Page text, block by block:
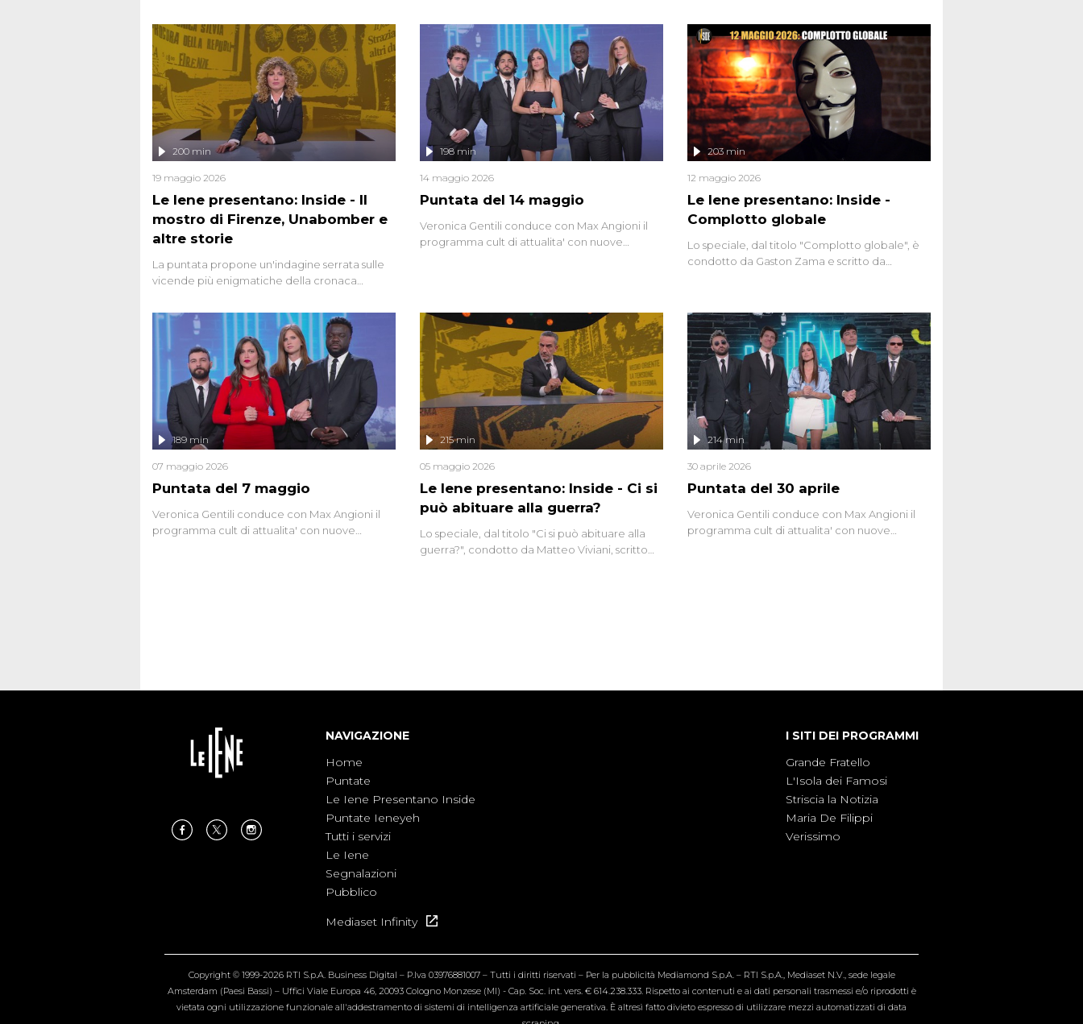
continuano a emergere attorno a una delle
vicende giudiziarie più discusse degli ultimi
anni. Lo speciale ricostruisce la vicenda
mettendo in fila testimonianze, errori, dettagli
controversi e i protagonisti di un'indagine che
sembra non avere fine.
Le Iene presentano: Inside - Il
mostro di Firenze, Unabomber e
altre storie
200 min
19 maggio 2026
La puntata propone un'indagine serrata sulle
vicende più enigmatiche della cronaca
seriale responsabile di decine di attentati tra
gli anni '90 e il 2000 che, inquietantemente,
potrebbe essere ancora in libertà. Lo speciale
affronta inoltre le zone d'ombra sul Mostro di
Firenze, le cui responsabilità appaiono ancora
oggi avvolte in un groviglio di dubbi mai
chiariti. Nel corso dello speciale anche
l'intervista inedita a Olindo Romano, realizzata
ne...
Puntata del 14 maggio
198 min
14 maggio 2026
Veronica Gentili conduce con Max Angioni il
programma cult di attualita' con nuove
Le Iene presentano: Inside -
Complotto globale
203 min
12 maggio 2026
Lo speciale, dal titolo "Complotto globale", è
condotto da Gaston Zama e scritto da
alternative, dei sospetti globali e del
complottismo che negli ultimi anni hanno
invaso social network, talk show, piazze digitali
e immaginario collettivo.
Puntata del 7 maggio
189 min
07 maggio 2026
Veronica Gentili conduce con Max Angioni il
programma cult di attualita' con nuove
Le Iene presentano: Inside - Ci si
può abituare alla guerra?
215 min
05 maggio 2026
Lo speciale, dal titolo "Ci si può abituare alla
guerra?", condotto da Matteo Viviani, scritto
Puntata del 30 aprile
214 min
30 aprile 2026
Veronica Gentili conduce con Max Angioni il
programma cult di attualita' con nuove
NAVIGAZIONE
Home
Puntate
Le Iene Presentano Inside
Puntate Ieneyeh
Tutti i servizi
Le Iene
Segnalazioni
Pubblico
Mediaset Infinity
I SITI DEI PROGRAMMI
Grande Fratello
L'Isola dei Famosi
Striscia la Notizia
Maria De Filippi
Verissimo
Copyright © 1999-2026 RTI S.p.A. Business Digital – P.Iva 03976881007 – Tutti i diritti riservati – Per la pubblicità Mediamond S.p.A. – RTI S.p.A., Mediaset N.V., sede legale
Amsterdam (Paesi Bassi) – Uffici Viale Europa 46, 20093 Cologno Monzese (MI) - Cap. Soc. int. vers. € 614.238.333. Rispetto ai contenuti e ai dati personali trasmessi e/o riprodotti è
vietata ogni utilizzazione funzionale all'addestramento di sistemi di intelligenza artificiale generativa. È altresì fatto divieto espresso di utilizzare mezzi automatizzati di data